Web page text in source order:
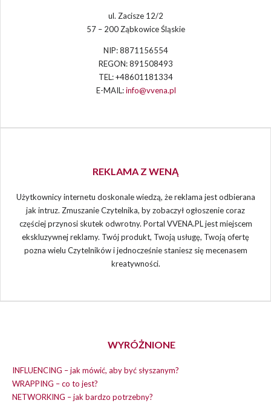
ul. Zacisze 12/2
57 – 200 Ząbkowice Śląskie
NIP: 8871156554
REGON: 891508493
TEL: +48601181334
E-MAIL:info@vvena.pl
REKLAMA Z WENĄ
Użytkownicy internetu doskonale wiedzą, że reklama jest odbierana
jak intruz. Zmuszanie Czytelnika, by zobaczył ogłoszenie coraz
częściej przynosi skutek odwrotny. Portal VVENA.PL jest miejscem
ekskluzywnej reklamy. Twój produkt, Twoją usługę, Twoją ofertę
pozna wielu Czytelników i jednocześnie staniesz się mecenasem
kreatywności.
WYRÓŻNIONE
INFLUENCING – jak mówić, aby być słyszanym?
WRAPPING – co to jest?
NETWORKING – jak bardzo potrzebny?